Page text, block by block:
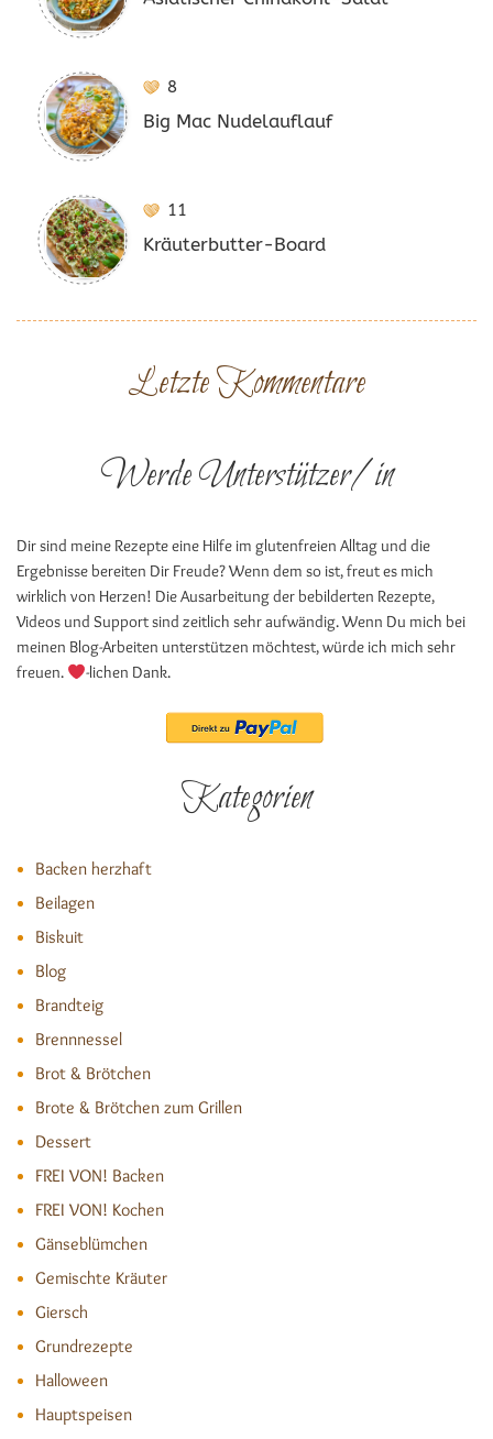
8
Big Mac Nudelauflauf
11
Kräuterbutter-Board
Letzte Kommentare
Werde Unterstützer/in
Dir sind meine Rezepte eine Hilfe im glutenfreien Alltag und die
Ergebnisse bereiten Dir Freude? Wenn dem so ist, freut es mich
wirklich von Herzen! Die Ausarbeitung der bebilderten Rezepte,
Videos und Support sind zeitlich sehr aufwändig. Wenn Du mich bei
meinen Blog-Arbeiten unterstützen möchtest, würde ich mich sehr
freuen.
-lichen Dank.
Kategorien
Backen herzhaft
Beilagen
Biskuit
Blog
Brandteig
Brennnessel
Brot & Brötchen
Brote & Brötchen zum Grillen
Dessert
FREI VON! Backen
FREI VON! Kochen
Gänseblümchen
Gemischte Kräuter
Giersch
Grundrezepte
Halloween
Hauptspeisen